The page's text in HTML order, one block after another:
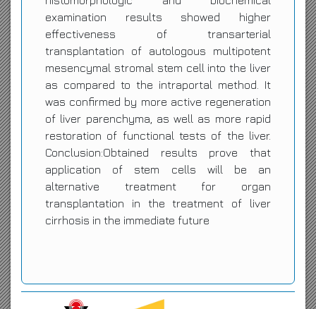
examination results showed higher
effectiveness of transarterial
transplantation of autologous multipotent
mesencymal stromal stem cell into the liver
as compared to the intraportal method. It
was confirmed by more active regeneration
of liver parenchyma, as well as more rapid
restoration of functional tests of the liver.
Conclusion:Obtained results prove that
application of stem cells will be an
alternative treatment for organ
transplantation in the treatment of liver
cirrhosis in the immediate future